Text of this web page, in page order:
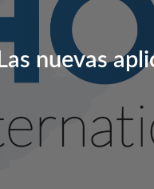
Las nuevas